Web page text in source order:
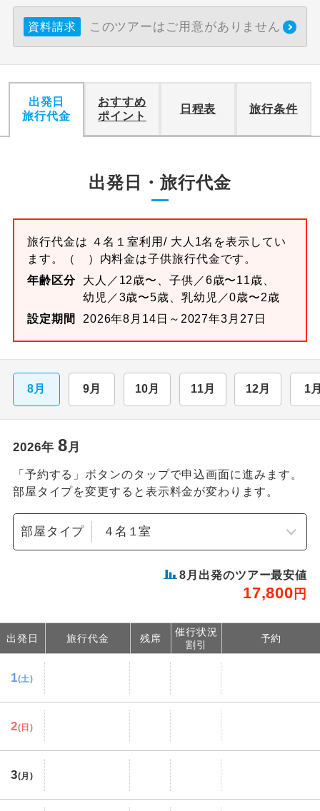
資料請求 このツアーはご用意がありません
出発日
旅行代金
おすすめ
ポイント
日程表 旅行条件
出発日・旅行代金
旅行代金は ４名１室利用/ 大人1名を表示してい
ます。
（ ）内料金は子供旅行代金です。
年齢区分
大人／12歳〜、子供／6歳〜11歳、
幼児／3歳〜5歳、乳幼児／0歳〜2歳
設定期間
2026年8月14日～2027年3月27日
8月 9月 10月 11月 12月 1
2026年 8月
「予約する」ボタンのタップで申込画面に進みます。
部屋タイプを変更すると表示料金が変わります。
部屋タイプ
8 月出発のツアー最安値
17,800 円
出発日 旅行代金 残席
催行状況
割引
予約
1(土)
2(日)
3(月)